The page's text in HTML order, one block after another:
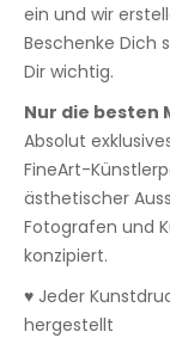
ein und wir
Beschenke Dich
Dir wichtig.
Nur die besten
Absolut
FineArt-
ästhetischer
Fotografen und
konzipiert.
♥ Jeder
hergestellt